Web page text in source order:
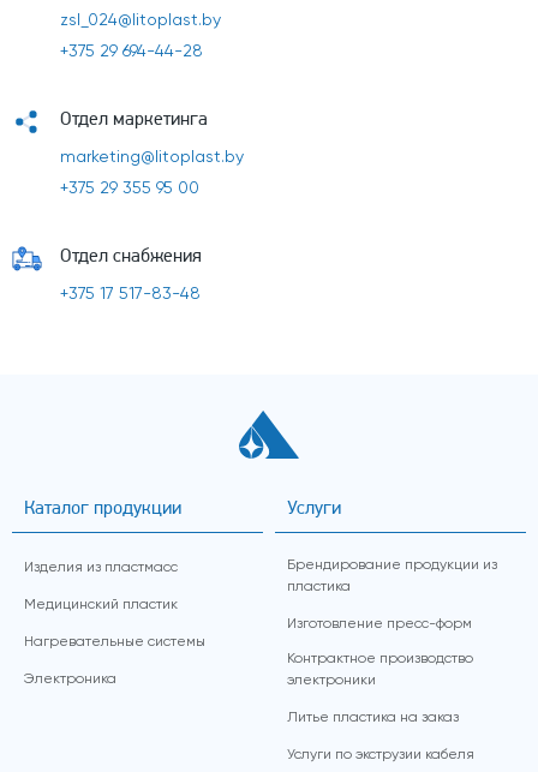
zsl_024@litoplast.by
+375 29 694-44-28
Отдел маркетинга
marketing@litoplast.by
+375 29 355 95 00
Отдел снабжения
+375 17 517-83-48
Каталог продукции
Изделия из пластмасс
Медицинский пластик
Нагревательные системы
Электроника
Услуги
Брендирование продукции из
пластика
Изготовление пресс-форм
Контрактное производство
электроники
Литье пластика на заказ
Услуги по экструзии кабеля